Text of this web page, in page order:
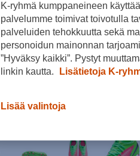
K-ryhmä kumppaneineen
palvelumme toimivat toivotulla
palveluiden tehokkuutta sekä
personoidun mainonnan
”Hyväksy kaikki”. Pystyt
linkin kautta.
Lisätietoja K-
Lisää valintoja